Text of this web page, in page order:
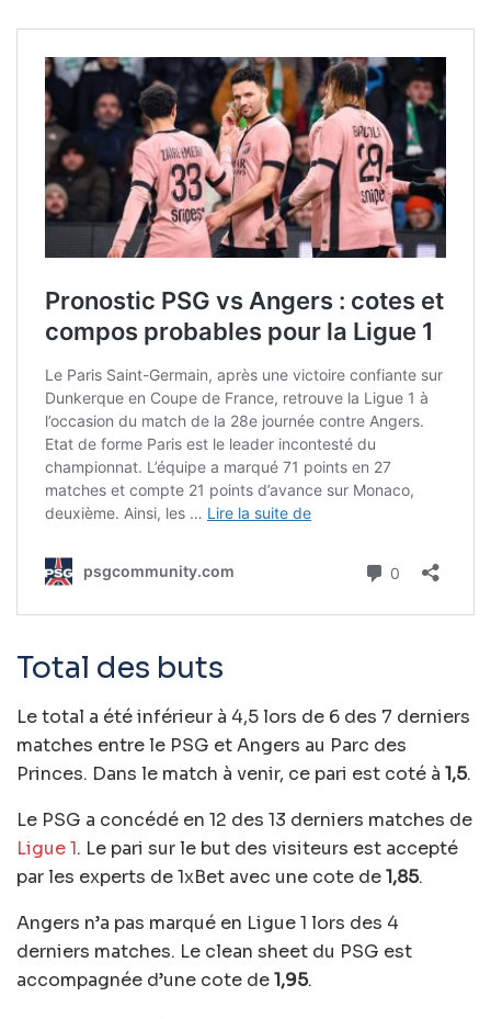
Total des buts
Le total a été inférieur à 4,5 lors de 6 des 7 derniers
matches entre le PSG et Angers au Parc des
Princes. Dans le match à venir, ce pari est coté à 1,5.
Le PSG a concédé en 12 des 13 derniers matches de
Ligue 1. Le pari sur le but des visiteurs est accepté
par les experts de 1xBet avec une cote de1,85.
Angers n’a pas marqué en Ligue 1 lors des 4
derniers matches. Le clean sheet du PSG est
accompagnée d’une cote de1,95.